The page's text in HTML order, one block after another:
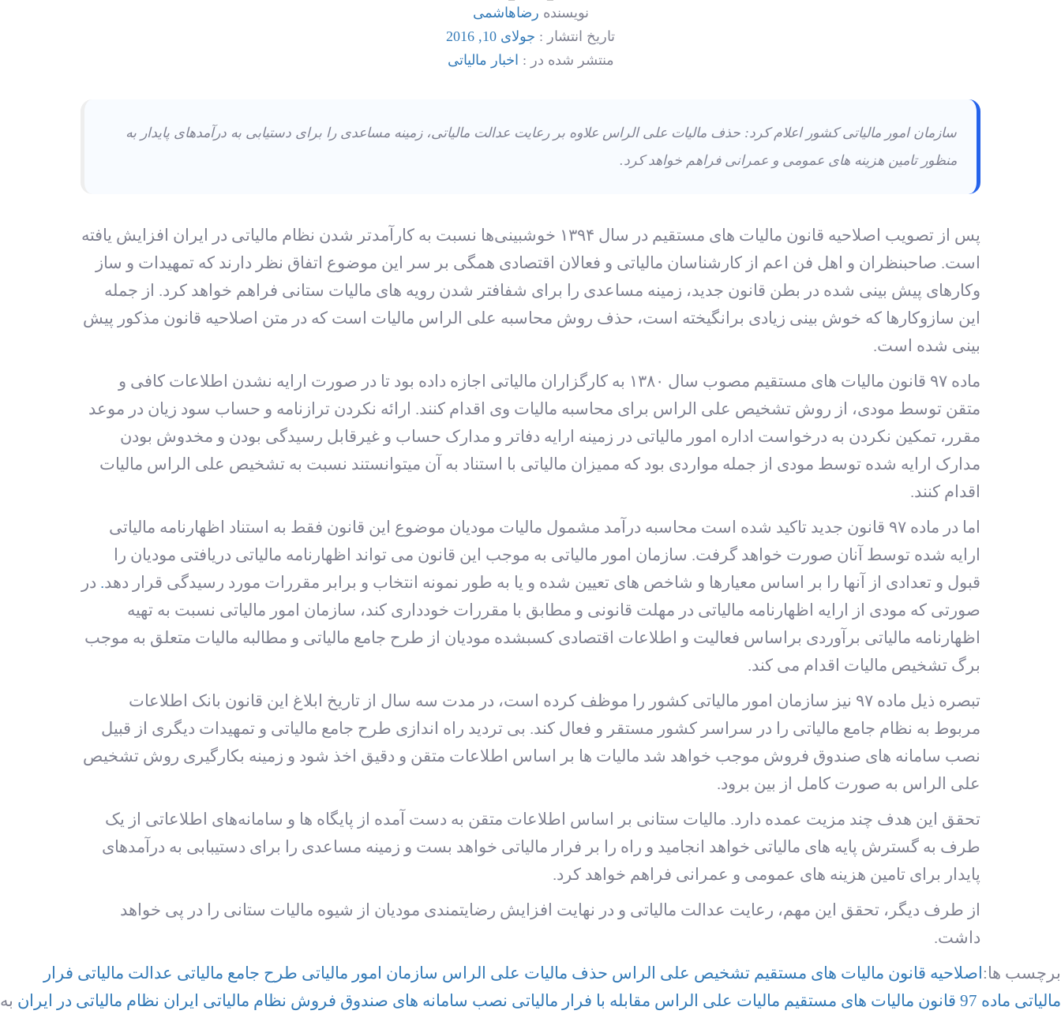
نویسنده رضاهاشمی
تاریخ انتشار : جولای 10, 2016
منتشر شده در : اخبار مالیاتی
سازمان امور مالیاتی کشور اعلام کرد: حذف مالیات علی الراس علاوه بر رعایت عدالت مالیاتی، زمینه مساعدی را برای دستیابی به درآمدهای پایدار به
منظور تامین هزینه های عمومی و عمرانی فراهم خواهد کرد.
پس از تصویب اصلاحیه قانون مالیات های مستقیم در سال ۱۳۹۴ خوش‏بینی‌‏ها نسبت به کارآمدتر شدن نظام مالیاتی در ایران افزایش یافته
است. صاحبنظران و اهل فن اعم از کارشناسان مالیاتی و فعالان اقتصادی همگی بر سر این موضوع اتفاق نظر دارند که تمهیدات و ساز
وکارهای پیش‏ بینی شده در بطن قانون جدید، زمینه مساعدی را برای شفاف‏تر شدن رویه‏ های مالیات ستانی فراهم خواهد کرد. از جمله
این سازوکارها که خوش بینی زیادی برانگیخته است، حذف روش محاسبه علی الراس مالیات است که در متن اصلاحیه قانون مذکور پیش
بینی شده است.
ماده ۹۷ قانون مالیات های مستقیم مصوب سال ۱۳۸۰ به کارگزاران مالیاتی اجازه داده بود تا در صورت ارایه نشدن اطلاعات کافی و
متقن توسط مودی، از روش تشخیص علی الراس برای محاسبه مالیات وی اقدام کنند. ارائه نکردن ترازنامه و حساب سود زیان در موعد
مقرر، تمکین نکردن به درخواست اداره امور مالیاتی در زمینه ارایه دفاتر و مدارک حساب و غیرقابل رسیدگی بودن و مخدوش بودن
مدارک ارایه شده توسط مودی از جمله مواردی بود که ممیزان مالیاتی با استناد به آن می‏توانستند نسبت به تشخیص علی الراس مالیات
اقدام کنند.
اما در ماده ۹۷ قانون جدید تاکید شده است محاسبه درآمد مشمول مالیات مودیان موضوع این قانون فقط به استناد اظهارنامه مالیاتی
ارایه شده توسط آنان صورت خواهد گرفت. سازمان امور مالیاتی به موجب این قانون می تواند اظهارنامه مالیاتی دریافتی مودیان را
قبول و تعدادی از آنها را بر اساس معیارها و شاخص های تعیین شده و یا به طور نمونه انتخاب و برابر مقررات مورد رسیدگی قرار دهد. در
صورتی که مودی از ارایه اظهارنامه مالیاتی در مهلت قانونی و مطابق با مقررات خودداری کند، سازمان امور مالیاتی نسبت به تهیه
اظهارنامه مالیاتی برآوردی براساس فعالیت و اطلاعات اقتصادی کسب‏شده مودیان از طرح جامع مالیاتی و مطالبه مالیات متعلق به موجب
برگ تشخیص مالیات اقدام می‏ کند.
تبصره ذیل ماده ۹۷ نیز سازمان امور مالیاتی کشور را موظف کرده است، در مدت سه سال از تاریخ ابلاغ این قانون بانک اطلاعات
مربوط به نظام جامع مالیاتی را در سراسر کشور مستقر و فعال کند. بی تردید راه اندازی طرح جامع مالیاتی و تمهیدات دیگری از قبیل
نصب سامانه های صندوق فروش موجب خواهد شد مالیات ها بر اساس اطلاعات متقن و دقیق اخذ شود و زمینه بکارگیری روش تشخیص
علی الراس به صورت کامل از بین برود.
تحقق این هدف چند مزیت عمده دارد. مالیات ستانی بر اساس اطلاعات متقن به دست آمده از پایگاه ها و سامانه‏‌های اطلاعاتی از یک
طرف به گسترش پایه های مالیاتی خواهد انجامید و راه را بر فرار مالیاتی خواهد بست و زمینه مساعدی را برای دستیبابی به درآمدهای
پایدار برای تامین هزینه های عمومی و عمرانی فراهم خواهد کرد.
از طرف دیگر، تحقق این مهم، رعایت عدالت مالیاتی و در نهایت افزایش رضایتمندی مودیان از شیوه مالیات ستانی را در پی خواهد
داشت.
برچسب ها: اصلاحیه قانون مالیات های مستقیم تشخيص علی الراس حذف مالیات علی الراس سازمان امور مالیاتی طرح جامع مالیاتی عدالت مالیاتی فرار
مالیاتی ماده 97 قانون مالیات های مستقیم مالیات علی الراس مقابله با فرار مالیاتی نصب سامانه های صندوق فروش نظام مالیاتی ایران نظام مالیاتی در ایران به